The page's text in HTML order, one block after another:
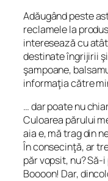
Adăugând peste
reclamele la
interesează cu
destinate îngrijirii
şampoane,
informaţia către
… dar poate nu
Culoarea părului
aia e, mă trag din
În consecinţă, ar
păr vopsit, nu?
Boooon! Dar,